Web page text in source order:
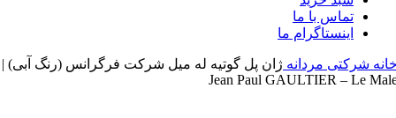
تماس با ما
اینستاگرام ما
شرکتی مردانه ژان پل گوتیه له میل شرکت فرگرانس (رنگ آبی) |
Jean Paul GAULTIER – Le